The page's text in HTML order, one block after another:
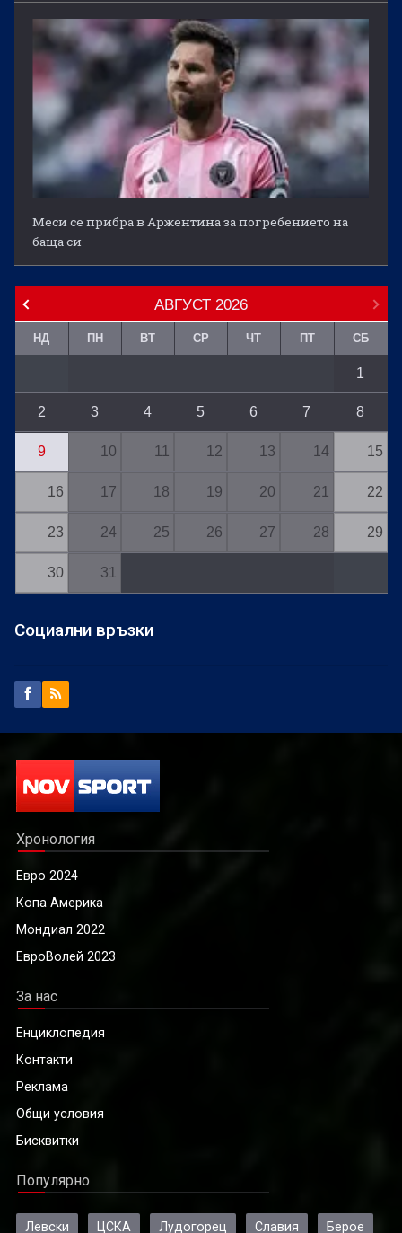
Меси се прибра в Аржентина за погребението на
баща си
АВГУСТ 2026
НД ПН ВТ СР ЧТ ПТ СБ
1
2 3 4 5 6 7 8
9 10 11 12 13 14 15
16 17 18 19 20 21 22
23 24 25 26 27 28 29
30 31
Социални връзки
Хронология
Евро 2024
Копа Америка
Мондиал 2022
ЕвроВолей 2023
За нас
Енциклопедия
Контакти
Реклама
Общи условия
Бисквитки
Популярно
Левски ЦСКА Лудогорец Славия Берое